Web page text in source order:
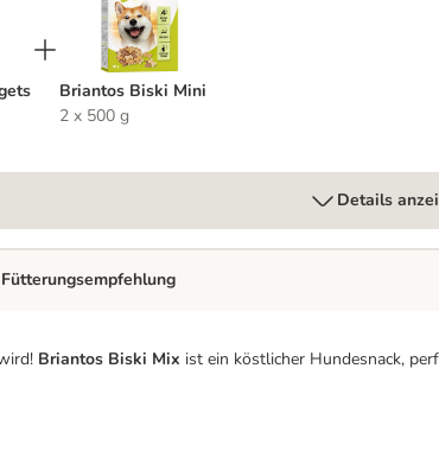
Briantos Biski Mini
2 x 500 g
Details
Briantos Biski Mix ist ein köstlicher Hundesnack,
Fütterungsempfehlung